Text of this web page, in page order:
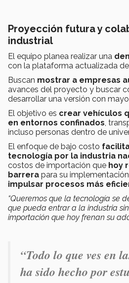
Proyección futura y
industrial
El equipo planea realizar una
con la plataforma actualizada
Buscan mostrar a empresas
avances del proyecto y buscar
desarrollar una versión con
El objetivo es crear vehículos
en entornos confinados ,
incluso personas dentro de
El enfoque de bajo costo
tecnología por la industria
costos de importación que hoy
barrera para su
impulsar procesos más
“Queremos que la tecnología se
que pueda entrar a la industria
importación que hoy frenan su
“Todo lo que ves en
ha sido hecho por